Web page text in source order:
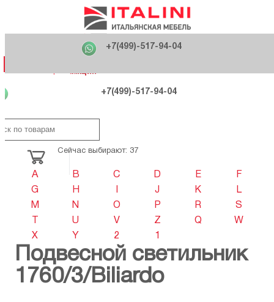
+7(499)-517-94-04
Фабрики
Распродажа
Как купить
О компании
Акция
+7(499)-517-94-04
121170 , г. Москва,
ул. Кутузовский проспект, д. 36 стр.3
+7(499)-517-94-04
Сейчас выбирают: 37
A B C D E
F
G
H J K
L
M
N O P R
S
U V Z Q
W
X
Y 2 1
Подвесной светильник
1760/3/Biliardo